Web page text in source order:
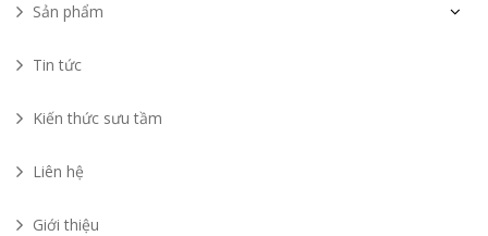
Sản phẩm
Tin tức
Kiến thức sưu tầm
Liên hệ
Giới thiệu